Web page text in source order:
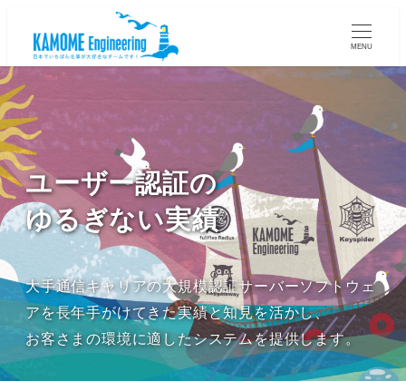
MENU
ユーザー認証の
ゆるぎない実績
大手通信キャリアの大規模認証サーバーソフトウェ
アを長年手がけてきた実績と知見を活かし、
お客さまの環境に適したシステムを提供します。